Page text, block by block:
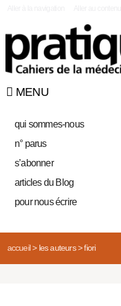
MENU
qui sommes-nous
n° parus
s’abonner
articles du Blog
pour nous écrire
accueil> les auteurs> fiori